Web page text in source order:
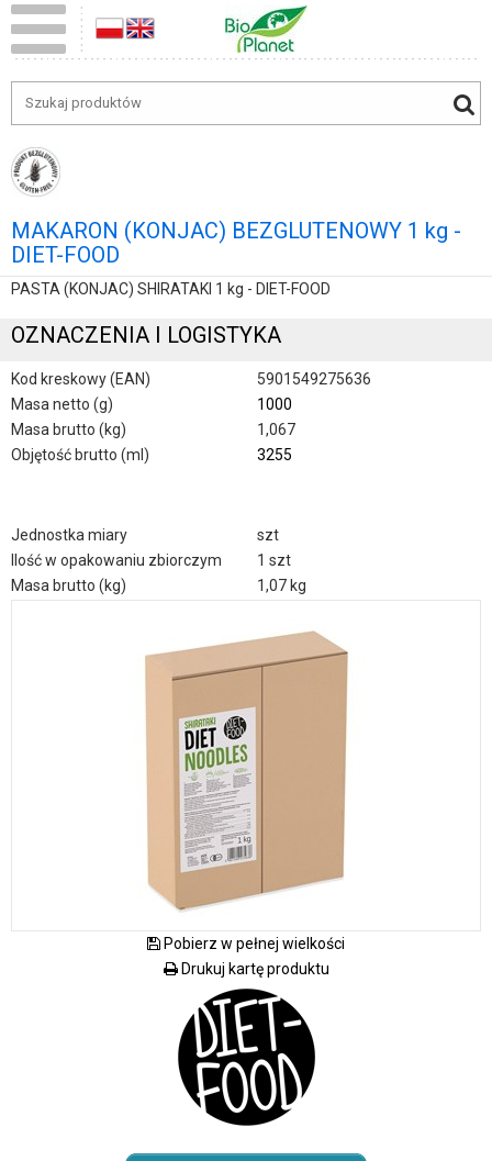
MAKARON (KONJAC) BEZGLUTENOWY 1 kg -
DIET-FOOD
PASTA (KONJAC) SHIRATAKI 1 kg - DIET-FOOD
OZNACZENIA I LOGISTYKA
Kod kreskowy (EAN)
5901549275636
Masa netto (g)
1000
Masa brutto (kg)
1,067
Objętość brutto (ml)
3255
Jednostka miary
szt
Ilość w opakowaniu zbiorczym
1 szt
Masa brutto (kg)
1,07 kg
Pobierz w pełnej wielkości
Drukuj kartę produktu